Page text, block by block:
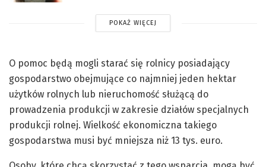
POKAŻ WIĘCEJ
O pomoc będą mogli starać się rolnicy posiadający
gospodarstwo obejmujące co najmniej jeden hektar
użytków rolnych lub nieruchomość służącą do
prowadzenia produkcji w zakresie działów specjalnych
produkcji rolnej. Wielkość ekonomiczna takiego
gospodarstwa musi być mniejsza niż 13 tys. euro.